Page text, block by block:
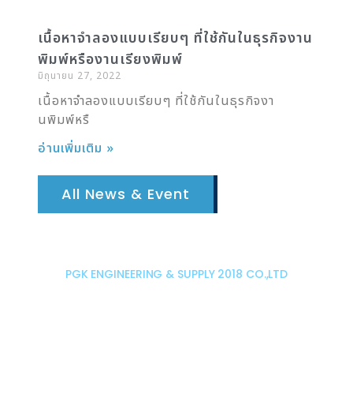
เนื้อหาจำลองแบบเรียบๆ ที่ใช้กันในธุรกิจงาน
พิมพ์หรืองานเรียงพิมพ์
มิถุนายน 27, 2022
เนื้อหาจำลองแบบเรียบๆ ที่ใช้กันในธุรกิจงา
นพิมพ์หรื
อ่านเพิ่มเติม »
All News & Event
PGK ENGINEERING & SUPPLY 2018 CO.,LTD